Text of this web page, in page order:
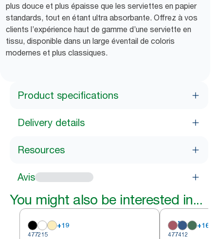
plus douce et plus épaisse que les serviettes en papier
standards, tout en étant ultra absorbante. Offrez à vos
clients l’expérience haut de gamme d’une serviette en
tissu, disponible dans un large éventail de coloris
modernes et plus classiques.
Product specifications
Delivery details
Resources
Avis
You might also be interested in...
+19
477215
+16
477412